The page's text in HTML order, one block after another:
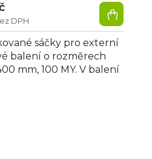
DPH
sáčky pro externí
balení o rozměrech
mm, 100 MY. V balení